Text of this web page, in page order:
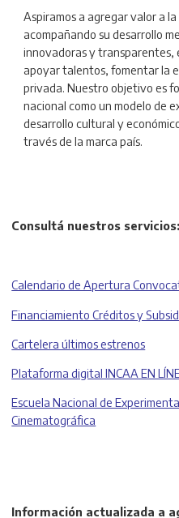
Aspiramos a agregar valor a
acompañando su desarrollo
innovadoras y
apoyar talentos, fomentar la
privada. Nuestro objetivo es
nacional como un modelo de
desarrollo cultural y
través de la marca país.
Consultá nuestros servicios:
Calendario de Apertura
Financiamiento Créditos y
Cartelera últimos estrenos
Plataforma digital INCAA EN
Escuela Nacional de
Cinematográfica
Información actualizada a